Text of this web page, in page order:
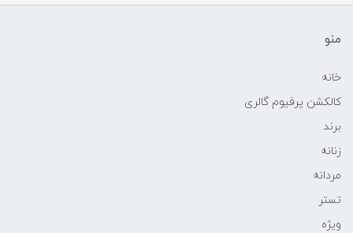
منو
خانه
کالکشن پرفیوم گالری
برند
زنانه
مردانه
تستر
ویژه